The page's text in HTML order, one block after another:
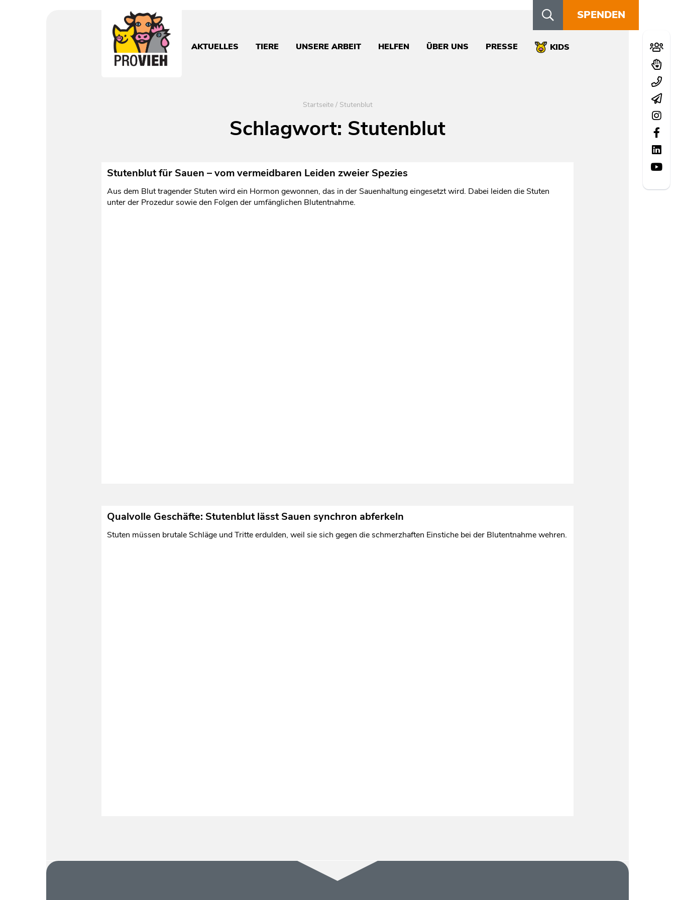
leben.
SPENDEN
AKTUELLES TIERE UNSERE ARBEIT HELFEN ÜBER UNS PRESSE KIDS
Startseite/ Stutenblut
Schlagwort: Stutenblut
Stutenblut für Sauen – vom vermeidbaren Leiden zweier Spezies
Aus dem Blut tragender Stuten wird ein Hormon gewonnen, das in der Sauenhaltung eingesetzt wird. Dabei leiden die Stuten
unter der Prozedur sowie den Folgen der umfänglichen Blutentnahme.
Qualvolle Geschäfte: Stutenblut lässt Sauen synchron abferkeln
Stuten müssen brutale Schläge und Tritte erdulden, weil sie sich gegen die schmerzhaften Einstiche bei der Blutentnahme wehren.